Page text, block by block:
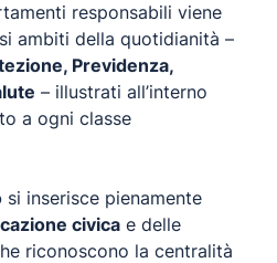
responsabili viene
ambiti della quotidianità –
Previdenza,
– illustrati all’interno
a ogni classe
si inserisce pienamente
civica e delle
riconoscono la centralità